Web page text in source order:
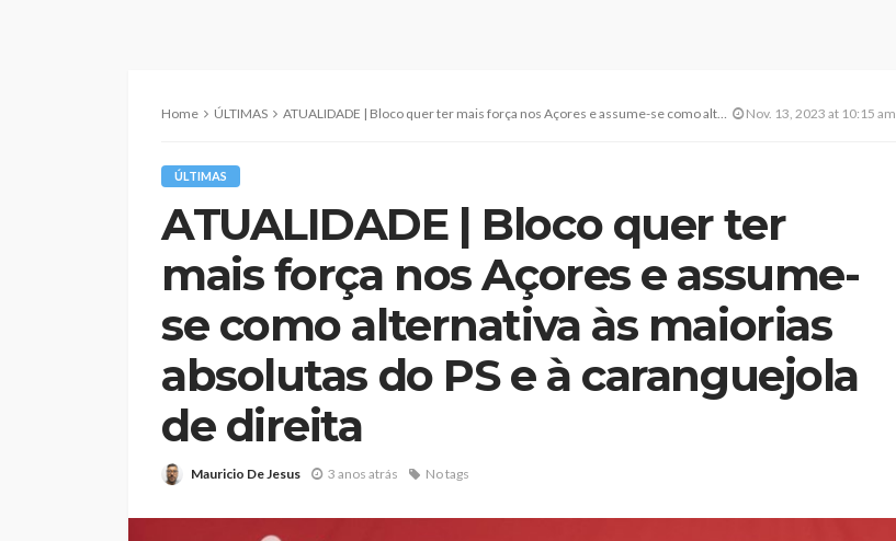
Home ÚLTIMAS ATUALIDADE | Bloco quer ter mais força nos Açores e assume-se como alternativa às maiorias absolutas do PS e à caranguejola de direita Nov. 13, 2023 at 10:15 am
ÚLTIMAS
ATUALIDADE | Bloco quer ter
mais força nos Açores e assume-
se como alternativa às maiorias
absolutas do PS e à caranguejola
de direita
Mauricio De Jesus 3 anos atrás No tags